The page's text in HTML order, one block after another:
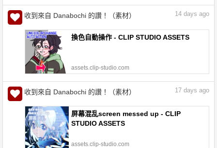
收到來自 Danabochi 的讚！（素材） 14 days ago
換色自動操作 - CLIP STUDIO ASSETS
assets.clip-studio.com
收到來自 Danabochi 的讚！（素材） 17 days ago
屏幕混乱screen messed up - CLIP
STUDIO ASSETS
assets.clip-studio.com